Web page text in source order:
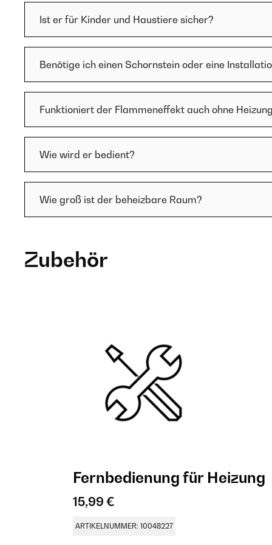
Ist er für Kinder und Haustiere sicher?
Benötige ich einen Schornstein oder eine
Funktioniert der Flammeneffekt auch ohne
Wie wird er bedient?
Wie groß ist der beheizbare Raum?
Zubehör
Fernbedienung für Heizung
15,99 €
ARTIKELNUMMER: 10048227